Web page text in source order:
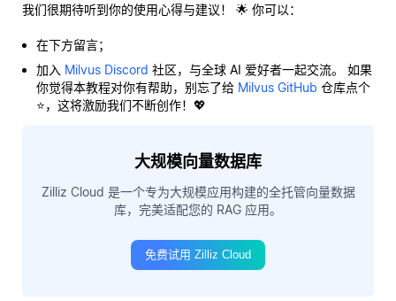
我们很期待听到你的使用心得与建议！ 🌟 你可以：
在下方留言；
加入 Milvus Discord 社区，与全球 AI 爱好者一起交流。 如果
你觉得本教程对你有帮助，别忘了给 Milvus GitHub 仓库点个
⭐，这将激励我们不断创作！💖
大规模向量数据库
Zilliz Cloud 是一个专为大规模应用构建的全托管向量数据
库，完美适配您的 RAG 应用。
免费试用 Zilliz Cloud